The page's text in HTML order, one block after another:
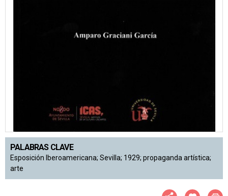
PALABRAS CLAVE
Esposición Iberoamericana; Sevilla; 1929; propaganda artística;
arte